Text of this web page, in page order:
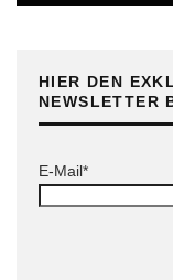
HIER DEN
NEWSLETTER
E-Mail*